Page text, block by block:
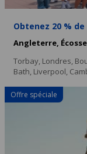
Obtenez 20 %
Angleterre, Écosse
Torbay, Londres,
Bath, Liverpool,
Offre spéciale